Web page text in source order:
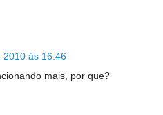
2010 às 16:46
mais, por que?